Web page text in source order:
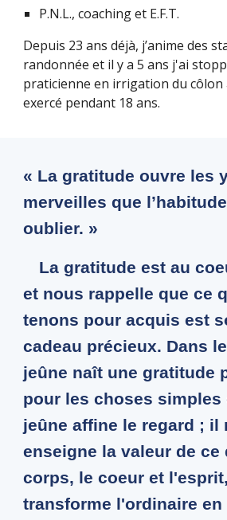
P.N.L., coaching et E.F.T.
Depuis 23 ans déjà, j’anime des
randonnée et il y a 5 ans j'ai
praticienne en irrigation du côlon
exercé pendant 18 ans.
« La gratitude ouvre les
merveilles que
oublier. »
La gratitude est au
et nous rappelle que ce
tenons pour acquis est
cadeau précieux. Dans
jeûne naît une gratitude
pour les choses simples
jeûne affine le regard ; il
enseigne la valeur de
corps, le coeur et
transforme l'ordinaire en